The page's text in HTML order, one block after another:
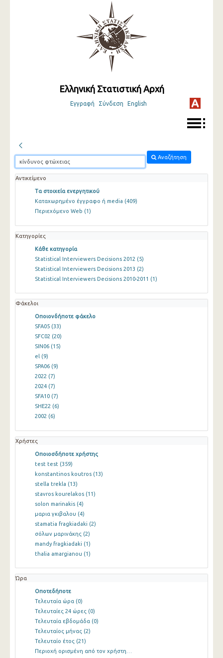
Ελληνική Στατιστική Αρχή
Εγγραφή Σύνδεση English
Αναζήτηση
Αντικείμενο
Τα στοιχεία ενεργητικού
Καταχωρημένο έγγραφο ή media (409)
Περιεχόμενο Web (1)
Κατηγορίες
Κάθε κατηγορία
Statistical Interviewers Decisions 2012 (5)
Statistical Interviewers Decisions 2013 (2)
Statistical Interviewers Decisions 2010-2011 (1)
Φάκελοι
Οποιονδήποτε φάκελο
SFA05 (33)
SFC02 (20)
SIN06 (15)
el
(9)
SPA06 (9)
2022 (7)
2024 (7)
SFA10 (7)
SHE22 (6)
2002 (6)
Χρήστες
Οποιοσδήποτε χρήστης
test test (359)
konstantinos koutros (13)
stella trekla (13)
stavros kourelakos (11)
solon marinakis (4)
μαρια γκιβαλου (4)
stamatia fragkiadaki (2)
σόλων μαρινάκης (2)
mandy fragkiadaki (1)
thalia amargianou (1)
Ώρα
Οποτεδήποτε
Τελευταία ώρα (0)
Τελευταίες 24 ώρες (0)
Τελευταία εβδομάδα (0)
Τελευταίος μήνας (2)
Τελευταίο έτος (21)
Περιοχή ορισμένη από τον χρήστη…